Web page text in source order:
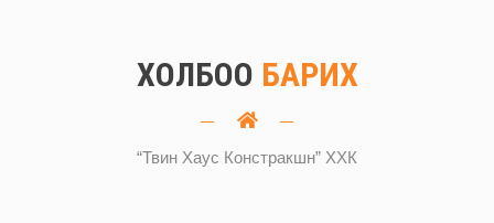
ХОЛБОО БАРИХ
“Твин Хаус Констракшн” ХХК